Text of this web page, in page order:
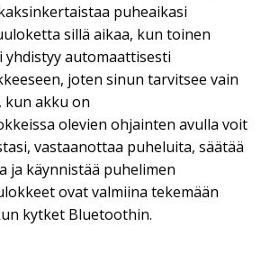
puheaikasi
sillä aikaa, kun toinen
automaattisesti
joten sinun tarvitsee vain
kun akku on
olevien ohjainten avulla voit
vastaanottaa puheluita, säätää
ja käynnistää puhelimen
ovat valmiina tekemään
kytket Bluetoothin.